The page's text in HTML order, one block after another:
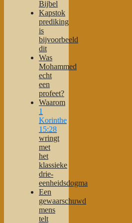
Bijbel
Kapstok
prediking
is
bijvoorbeeld
dit
Was
Mohammed
echt
een
profeet?
Waarom
1
Korinthe
15:28
wringt
met
het
klassieke
drie-
eenheidsdogma
Een
gewaarschuwd
mens
telt